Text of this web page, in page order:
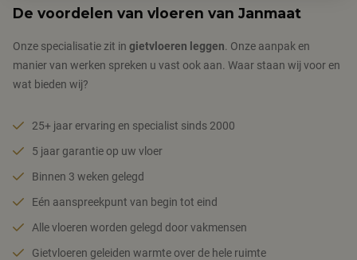
De voordelen van vloeren van Janmaat
Onze specialisatie zit in gietvloeren leggen. Onze aanpak en
manier van werken spreken u vast ook aan. Waar staan wij voor en
wat bieden wij?
25+ jaar ervaring en specialist sinds 2000
5 jaar garantie op uw vloer
Binnen 3 weken gelegd
Eén aanspreekpunt van begin tot eind
Alle vloeren worden gelegd door vakmensen
Gietvloeren geleiden warmte over de hele ruimte